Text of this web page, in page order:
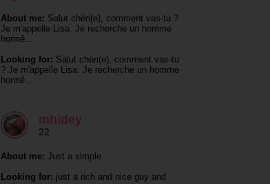
About me: Salut chéri(e), comment vas-tu ?
Je m'appelle Lisa. Je recherche un homme
honnê…
Looking for: Salut chéri(e), comment vas-tu
? Je m'appelle Lisa. Je recherche un homme
honnê…
mhidey
22
About me: Just a simple
Looking for: just a rich and nice guy and